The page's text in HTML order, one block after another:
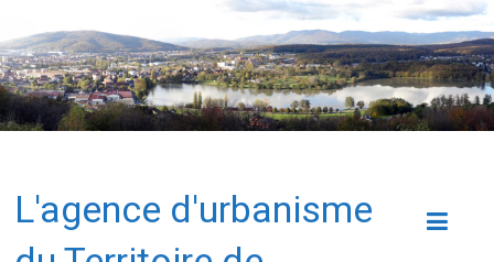
L'agence d'urbanisme